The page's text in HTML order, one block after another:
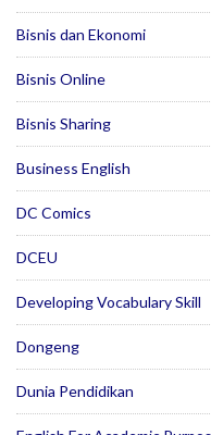
Bisnis dan Ekonomi
Bisnis Online
Bisnis Sharing
Business English
DC Comics
DCEU
Developing Vocabulary Skill
Dongeng
Dunia Pendidikan